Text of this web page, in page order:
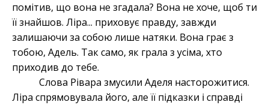
помітив, що вона не згадала? Вона не хоче, щоб ти
її знайшов. Ліра... приховує правду, завжди
залишаючи за собою лише натяки. Вона грає з
тобою, Адель. Так само, як грала з усіма, хто
приходив до тебе.
Слова Рівара змусили Аделя насторожитися.
Ліра спрямовувала його, але її підказки і справді